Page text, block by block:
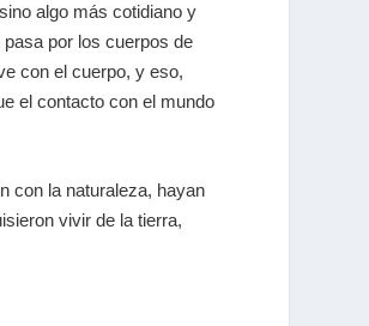
algo más cotidiano y
por los cuerpos de
con el cuerpo, y eso,
el contacto con el mundo
con la naturaleza, hayan
vivir de la tierra,